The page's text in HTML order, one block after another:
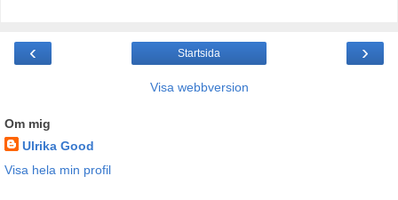
‹ ›
Startsida
Visa webbversion
Om mig
Ulrika Good
Visa hela min profil